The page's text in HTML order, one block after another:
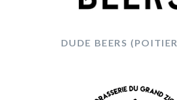
DUDE BEERS